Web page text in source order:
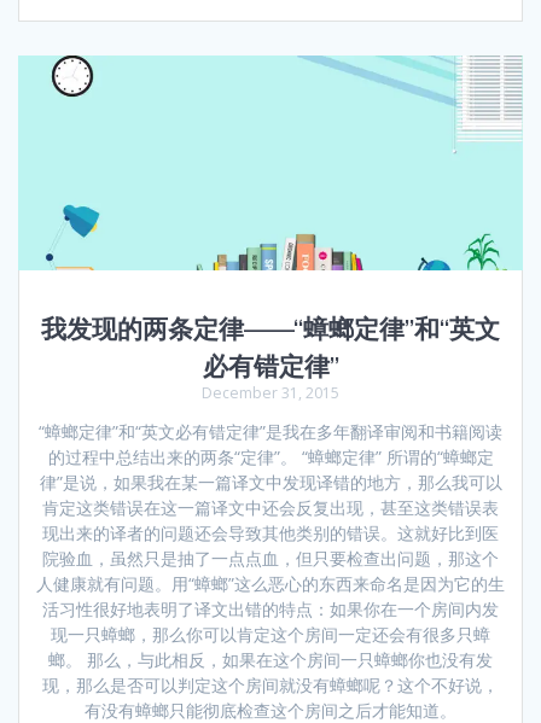
我发现的两条定律——“蟑螂定律”和“英文
必有错定律”
December 31, 2015
“蟑螂定律”和“英文必有错定律”是我在多年翻译审阅和书籍阅读
的过程中总结出来的两条“定律”。 “蟑螂定律” 所谓的“蟑螂定
律”是说，如果我在某一篇译文中发现译错的地方，那么我可以
肯定这类错误在这一篇译文中还会反复出现，甚至这类错误表
现出来的译者的问题还会导致其他类别的错误。这就好比到医
院验血，虽然只是抽了一点点血，但只要检查出问题，那这个
人健康就有问题。用“蟑螂”这么恶心的东西来命名是因为它的生
活习性很好地表明了译文出错的特点：如果你在一个房间内发
现一只蟑螂，那么你可以肯定这个房间一定还会有很多只蟑
螂。 那么，与此相反，如果在这个房间一只蟑螂你也没有发
现，那么是否可以判定这个房间就没有蟑螂呢？这个不好说，
有没有蟑螂只能彻底检查这个房间之后才能知道。